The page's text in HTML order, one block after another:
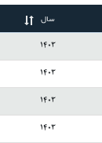
سال
1403
1403
1403
1403